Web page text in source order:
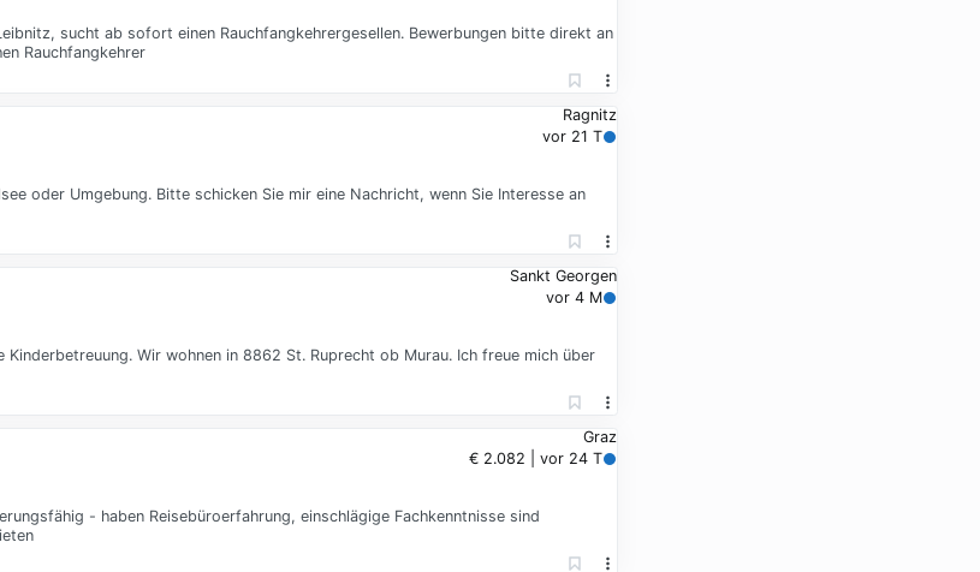
sucht ab sofort einen Rauchfangkehrergesellen. Bewerbungen bitte direkt an
Rauchfangkehrer
Ragnitz
vor 21 T
oder Umgebung. Bitte schicken Sie mir eine Nachricht, wenn Sie Interesse an
Sankt Georgen
vor 4 M
Wir wohnen in 8862 St. Ruprecht ob Murau. Ich freue mich über
Graz
€ 2.082 | vor 24 T
- haben Reisebüroerfahrung, einschlägige Fachkenntnisse sind